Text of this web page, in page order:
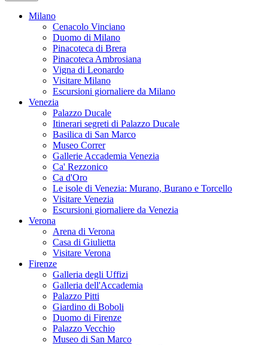
Milano
Cenacolo Vinciano
Duomo di Milano
Pinacoteca di Brera
Pinacoteca Ambrosiana
Vigna di Leonardo
Visitare Milano
Escursioni giornaliere da Milano
Venezia
Palazzo Ducale
Itinerari segreti di Palazzo Ducale
Basilica di San Marco
Museo Correr
Gallerie Accademia Venezia
Ca' Rezzonico
Ca d'Oro
Le isole di Venezia: Murano, Burano e Torcello
Visitare Venezia
Escursioni giornaliere da Venezia
Verona
Arena di Verona
Casa di Giulietta
Visitare Verona
Firenze
Galleria degli Uffizi
Galleria dell'Accademia
Palazzo Pitti
Giardino di Boboli
Duomo di Firenze
Palazzo Vecchio
Museo di San Marco